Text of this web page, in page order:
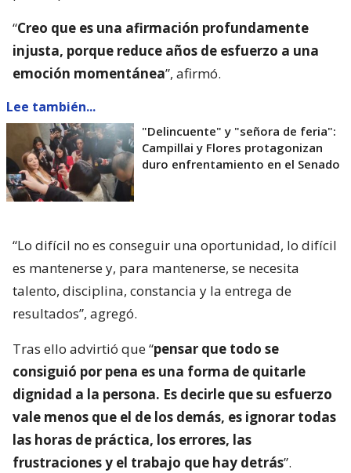
“Creo que es una afirmación profundamente
injusta, porque reduce años de esfuerzo a una
emoción momentánea”, afirmó.
Lee también...
"Delincuente" y "señora de feria":
Campillai y Flores protagonizan
duro enfrentamiento en el Senado
“Lo difícil no es conseguir una oportunidad, lo difícil
es mantenerse y, para mantenerse, se necesita
talento, disciplina, constancia y la entrega de
resultados”, agregó.
Tras ello advirtió que “pensar que todo se
consiguió por pena es una forma de quitarle
dignidad a la persona. Es decirle que su esfuerzo
vale menos que el de los demás, es ignorar todas
las horas de práctica, los errores, las
frustraciones y el trabajo que hay detrás”.